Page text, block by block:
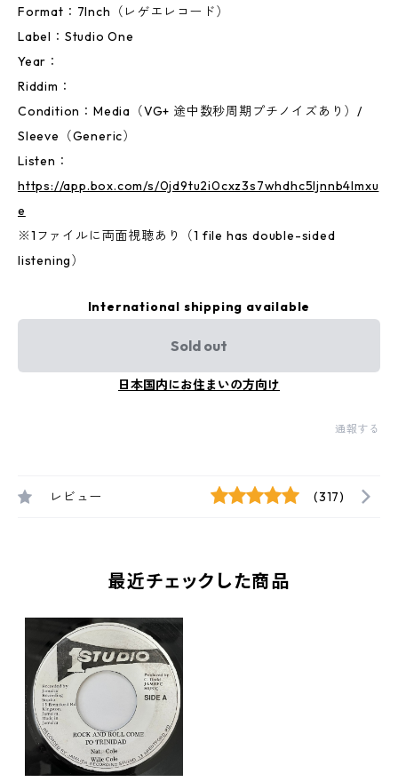
Format：7Inch（レゲエレコード）
Label：Studio One
Year：
Riddim：
Condition：Media（VG+ 途中数秒周期プチノイズあり）/
Sleeve（Generic）
Listen：
https://app.box.com/s/0jd9tu2i0cxz3s7whdhc5ljnnb4lmxu
e
※1ファイルに両面視聴あり（1 file has double-sided
listening）
International shipping available
Sold out
日本国内にお住まいの方向け
通報する
レビュー (317)
最近チェックした商品